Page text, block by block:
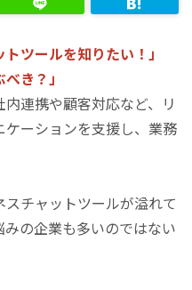
ツールを知りたい！」
き？」
連携や顧客対応など、リ
ーションを支援し、業務
チャットツールが溢れて
の企業も多いのではない